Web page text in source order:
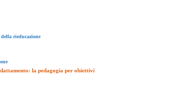
rieducazione
la pedagogia per obiettivi